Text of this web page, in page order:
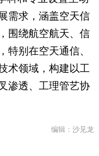
需求，涵盖空天信
围绕航空航天、信
特别在空天通信、
术领域，构建以工
渗透、工理管艺协
编辑：沙见龙